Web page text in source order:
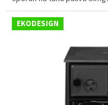
EKODESIGN